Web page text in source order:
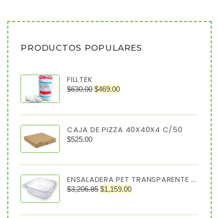
PRODUCTOS POPULARES
FILLTEK
$630.00 $469.00
CAJA DE PIZZA 40X40X4 C/50
$525.00
ENSALADERA PET TRANSPARENTE 64 OZ TIPO ALMEJA
$3,206.85 $1,159.00